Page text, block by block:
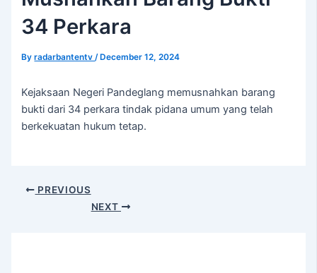
34 Perkara
Byradarbantentv/ December 12, 2024
Kejaksaan Negeri Pandeglang memusnahkan barang
bukti dari 34 perkara tindak pidana umum yang telah
berkekuatan hukum tetap.
PREVIOUS
NEXT